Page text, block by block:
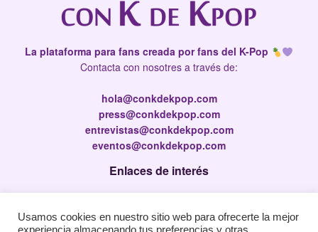
La plataforma para fans creada por fans del K-Pop
Contacta con nosotres a través de:
hola@conkdekpop.com
press@conkdekpop.com
entrevistas@conkdekpop.com
eventos@conkdekpop.com
Enlaces de interés
Política de privacidad
Usamos cookies en nuestro sitio web para ofrecerte la mejor